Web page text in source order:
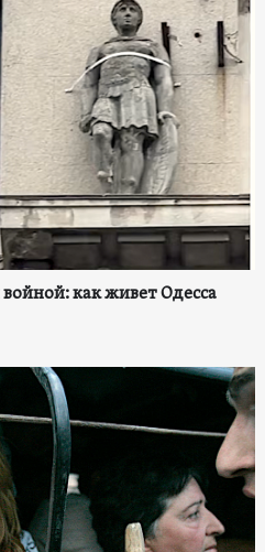
как живет Одесса